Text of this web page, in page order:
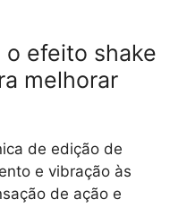
o efeito shake
melhorar
de edição de
e vibração às
de ação e